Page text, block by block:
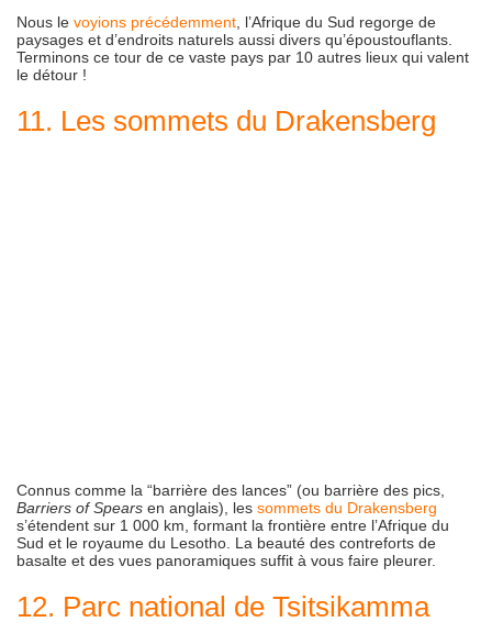
Nous le voyions précédemment , l’Afrique du Sud regorge de
paysages et d’endroits naturels aussi divers qu’époustouflants.
Terminons ce tour de ce vaste pays par 10 autres lieux qui valent
le détour !
11. Les sommets du Drakensberg
Connus comme la “barrière des lances” (ou barrière des pics,
Barriers of Spears en anglais), les sommets du Drakensberg
s’étendent sur 1 000 km, formant la frontière entre l’Afrique du
Sud et le royaume du Lesotho. La beauté des contreforts de
basalte et des vues panoramiques suffit à vous faire pleurer.
12. Parc national de Tsitsikamma